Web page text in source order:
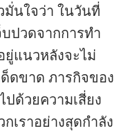
มั่นใจว่า ในวันที่
ปวดจากการทำ
แนวหลังจะไม่
ดขาด ภารกิจของ
ด้วยความเสี่ยง
เราอย่างสุดกำลัง